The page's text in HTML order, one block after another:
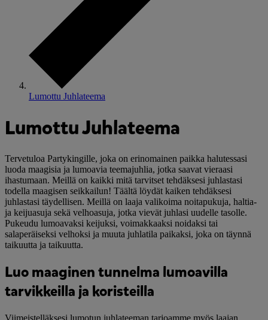
Lumottu Juhlateema
Lumottu Juhlateema
Tervetuloa Partykingille, joka on erinomainen paikka halutessasi
luoda maagisia ja lumoavia teemajuhlia, jotka saavat vieraasi
ihastumaan. Meillä on kaikki mitä tarvitset tehdäksesi juhlastasi
todella maagisen seikkailun! Täältä löydät kaiken tehdäksesi
juhlastasi täydellisen. Meillä on laaja valikoima noitapukuja, haltia-
ja keijuasuja sekä velhoasuja, jotka vievät juhlasi uudelle tasolle.
Pukeudu lumoavaksi keijuksi, voimakkaaksi noidaksi tai
salaperäiseksi velhoksi ja muuta juhlatila paikaksi, joka on täynnä
taikuutta ja taikuutta.
Luo maaginen tunnelma lumoavilla
tarvikkeilla ja koristeilla
Viimeistelläksesi lumotun juhlateeman tarjoamme myös laajan